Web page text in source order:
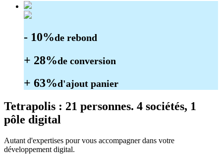
- 10%de rebond
+ 28%de conversion
+ 63%d'ajout panier
Tetrapolis : 21 personnes. 4 sociétés, 1
pôle digital
Autant d'expertises pour vous accompagner dans votre
développement digital.